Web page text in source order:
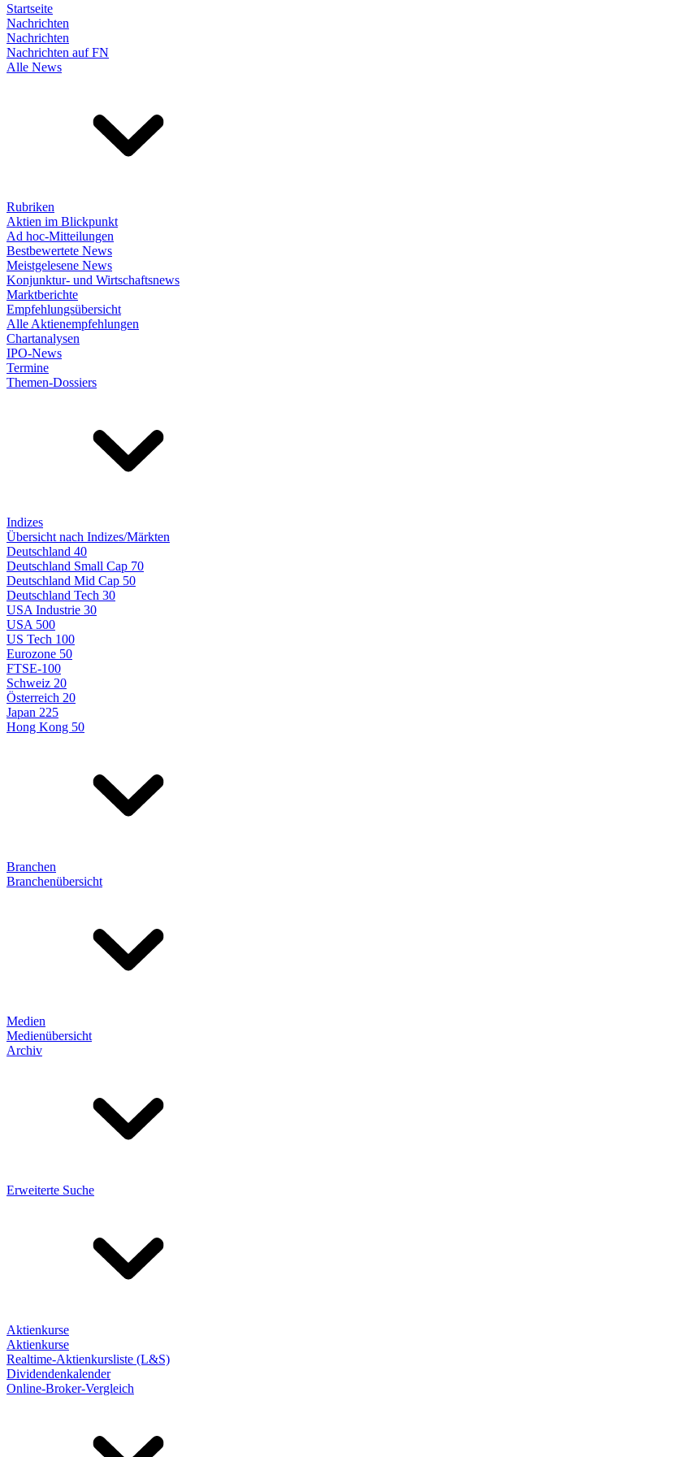
Startseite
Nachrichten
Nachrichten
Nachrichten auf FN
Alle News
Rubriken
Aktien im Blickpunkt
Ad hoc-Mitteilungen
Bestbewertete News
Meistgelesene News
Konjunktur- und Wirtschaftsnews
Marktberichte
Empfehlungsübersicht
Alle Aktienempfehlungen
Chartanalysen
IPO-News
Termine
Themen-Dossiers
Indizes
Übersicht nach Indizes/Märkten
Deutschland 40
Deutschland Small Cap 70
Deutschland Mid Cap 50
Deutschland Tech 30
USA Industrie 30
USA 500
US Tech 100
Eurozone 50
FTSE-100
Schweiz 20
Österreich 20
Japan 225
Hong Kong 50
Branchen
Branchenübersicht
Medien
Medienübersicht
Archiv
Erweiterte Suche
Aktienkurse
Aktienkurse
Realtime-Aktienkursliste (L&S)
Dividendenkalender
Online-Broker-Vergleich